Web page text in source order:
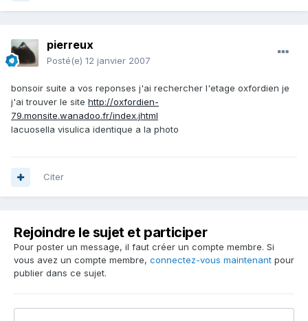
pierreux
Posté(e) 12 janvier 2007
bonsoir suite a vos reponses j'ai rechercher l'etage oxfordien je
j'ai trouver le site http://oxfordien-
79.monsite.wanadoo.fr/index.jhtml
lacuosella visulica identique a la photo
Citer
Rejoindre le sujet et participer
Pour poster un message, il faut créer un compte membre. Si
vous avez un compte membre, connectez-vous maintenant pour
publier dans ce sujet.